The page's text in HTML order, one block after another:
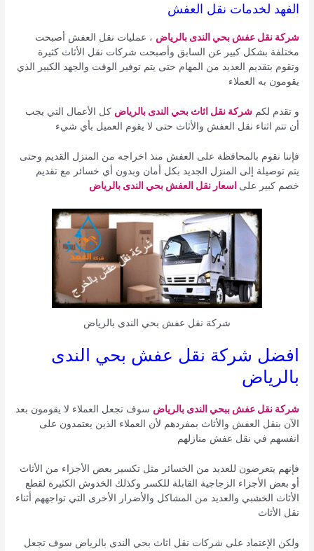
الفهد لخدمات نقل العفش
شركة نقل عفش بحي الندى بالرياض ، عمليات نقل العفش أصبحت
مختلفة بشكل كبير عن السابق وأصبحت شركات نقل الأثاث كثيرة
وتقوم بتقديم العديد من المهام حتى يتم توفير الوقت والجهد الكبير الذي
يقومون به العملاء
و تقدم لكمشركة نقل اثاث بحي الندى بالرياض كل الأعمال التي يجب
أن تتم اثناء نقل العفش والأثاث حتى لا يقوم العميل بأي شيء
فإننا نقوم بالمحافظة على العفش منذ اخراجه من المنزل القديم وحتى
يتم توصيلة إلى المنزل الجديد بكل أمان وبدون أي خسائر مع تقديم
خصم كبير على اسعار نقل العفش بحي الندى بالرياض
شركة نقل عفش بحي الندى بالرياض
افضل شركة نقل عفش بحي الندى
بالرياض
شركة نقل عفش ببحي الندى بالرياض سوف تجعل العملاء لا يقومون بعد
الآن بنقل العفش والأثاث بمفردهم لأن العملاء الذين يعتمدون على
انفسهم في نقل عفش منازلهم
فإنهم يتعرضون للعديد من الخسائر مثل تكسير بعض الأجزاء من الأثاث
أو بعض الأجزاء الزجاجية القابلة للكسر وكذلك الخدوش الكثيرة لقطع
الأثاث الخشبي والعديد من المشاكل والأضرار الأخرى التي تواجههم أثناء
نقل الأثاث
ولكن الإعتماد على شركات نقل اثاث بحي الندى بالرياض سوف تجعل